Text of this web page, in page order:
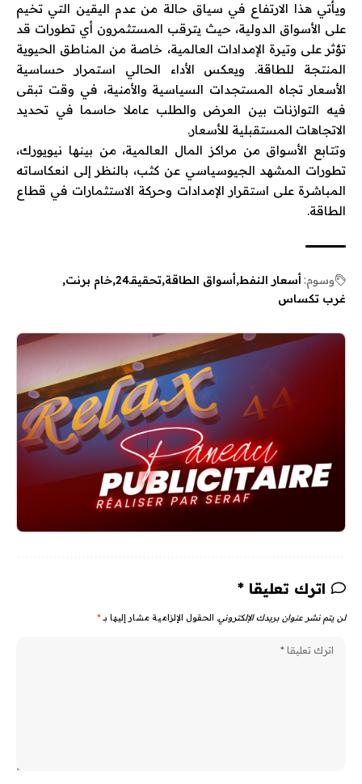
ويأتي هذا الارتفاع في سياق حالة من عدم اليقين التي تخيم
على الأسواق الدولية، حيث يترقب المستثمرون أي تطورات قد
تؤثر على وتيرة الإمدادات العالمية، خاصة من المناطق الحيوية
المنتجة للطاقة. ويعكس الأداء الحالي استمرار حساسية
الأسعار تجاه المستجدات السياسية والأمنية، في وقت تبقى
فيه التوازنات بين العرض والطلب عاملا حاسما في تحديد
الاتجاهات المستقبلية للأسعار.
وتتابع الأسواق من مراكز المال العالمية، من بينها نيويورك،
تطورات المشهد الجيوسياسي عن كثب، بالنظر إلى انعكاساته
المباشرة على استقرار الإمدادات وحركة الاستثمارات في قطاع
الطاقة.
وسوم:أسعار النفط أسواق الطاقة تحقيقـ24
خام برنت
غرب تكساس
اترك تعليقا *
لن يتم نشر عنوان بريدك الإلكتروني. الحقول الإلزامية مشار إليها بـ *